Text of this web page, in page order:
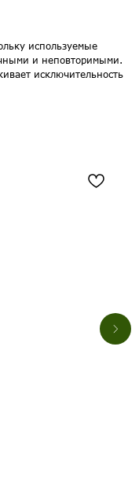
используемые
и неповторимыми.
исключительность